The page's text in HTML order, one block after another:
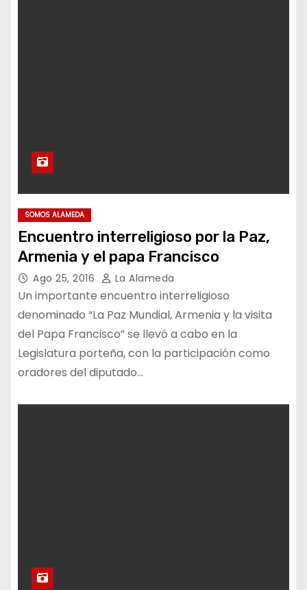
SOMOS ALAMEDA
Encuentro interreligioso por la Paz,
Armenia y el papa Francisco
Ago 25, 2016 La Alameda
Un importante encuentro interreligioso
denominado “La Paz Mundial, Armenia y la visita
del Papa Francisco” se llevó a cabo en la
Legislatura porteña, con la participación como
oradores del diputado…